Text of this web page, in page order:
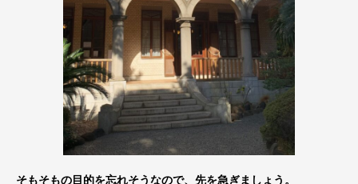
そもそもの目的を忘れそうなので、先を急ぎましょう。